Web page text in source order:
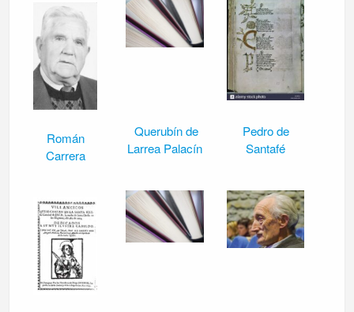
Román
Carrera
Querubín de
Larrea Palacín
Pedro de
Santafé